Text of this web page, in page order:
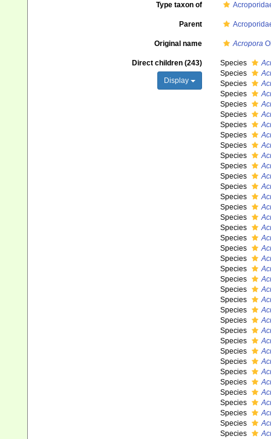
Type taxon of
Parent
Original name Acropora
Direct children (243)
Display
Species
Species
Species
Species
Species
Species
Species
Species
Species
Species
Species
Species
Species
Species
Species
Species
Species
Species
Species
Species
Species
Species
Species
Species
Species
Species
Species
Species
Species
Species
Species
Species
Species
Species
Species
Species
Species